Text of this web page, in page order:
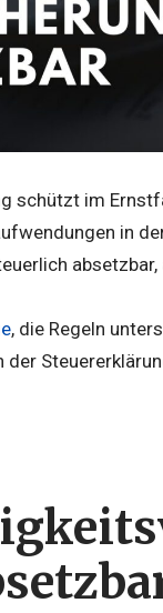
schützt im
in
, die Regeln